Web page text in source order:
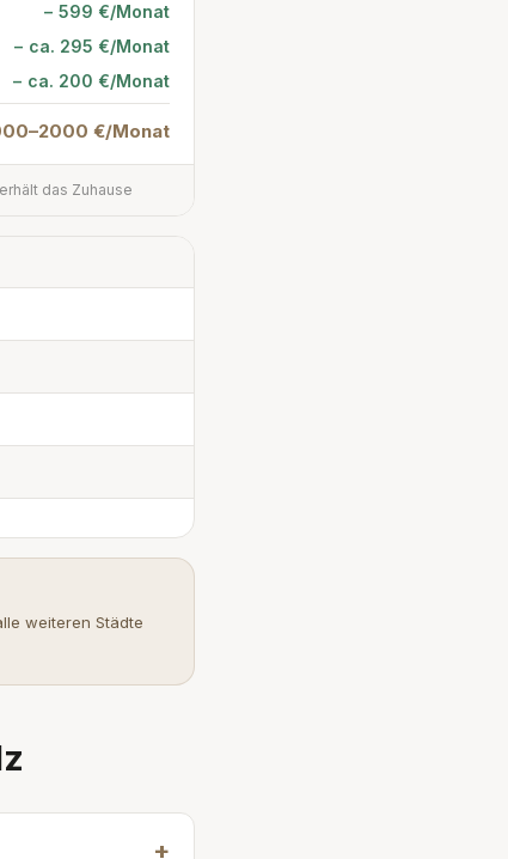
− 599 €/Monat
− ca. 295 €/Monat
− ca. 200 €/Monat
€/Monat
das Zuhause
weiteren Städte
+